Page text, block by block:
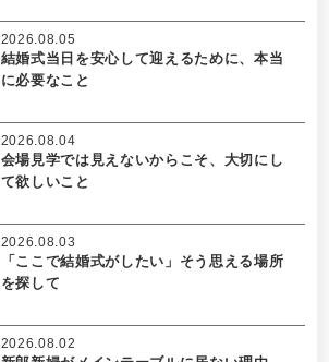
結婚式当日を安心して迎えるために、本当
に必要なこと
2026.08.05
会場見学では見えないからこそ、大切にし
て欲しいこと
2026.08.04
「ここで結婚式がしたい」そう思える場所
を探して
2026.08.03
2026.08.02